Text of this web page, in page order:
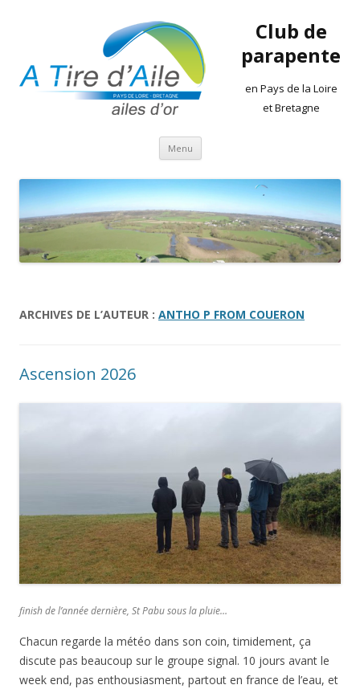
Club de
parapente
en Pays de la Loire
et Bretagne
Menu Aller
contenu
ARCHIVES DE L’AUTEUR : ANTHO P FROM COUERON
Ascension 2026
finish de l’année dernière, St Pabu sous la pluie…
Chacun regarde la météo dans son coin, timidement, ça
discute pas beaucoup sur le groupe signal. 10 jours avant le
week end, pas enthousiasment, partout en france de l’eau, et